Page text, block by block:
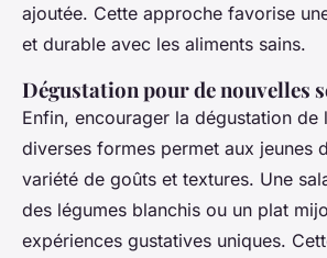
ajoutée. Cette approche favorise
et durable avec les aliments sains.
Dégustation pour de nouvelles
Enfin, encourager la dégustation de
diverses formes permet aux jeunes
variété de goûts et textures. Une
des légumes blanchis ou un plat
expériences gustatives uniques.